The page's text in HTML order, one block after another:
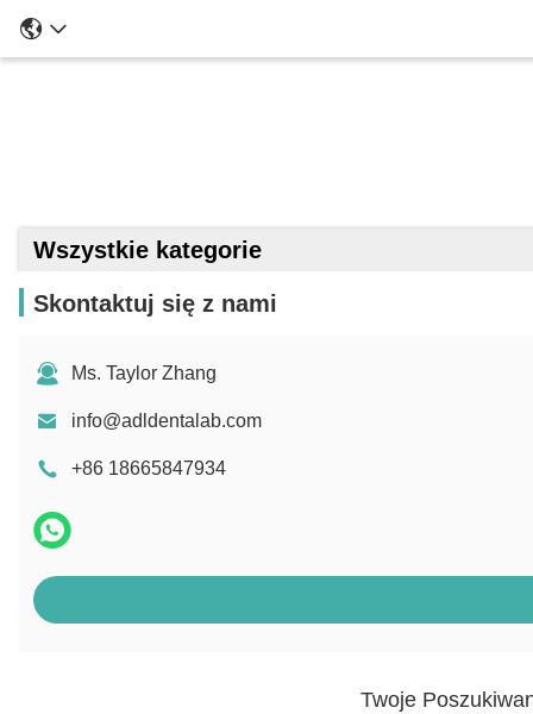
Wszystkie kategorie
Skontaktuj się z nami
Ms. Taylor Zhang
info@adldentalab.com
+86 18665847934
Twoje